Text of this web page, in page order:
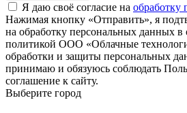
Я даю своё согласие на обработку
Нажимая кнопку «Отправить», я
на обработку персональных данных в
политикой ООО «Облачные
обработки и защиты персональных
принимаю и обязуюсь соблюдать
соглашение к сайту.
Выберите город